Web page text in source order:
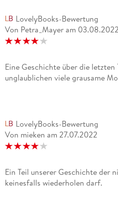
Literatur sein sollte; zum
vergessen wird, an wen sie sich
für Kinder ist: "Bei dem Spagat
einmal zur anderen Seite hin
Balance zu suchen, ist es gerade,
Kinder für mich so aufregend
ausgezeichnet.
2015 gründet Kirsten Boie die
LovelyBooks-Bewertung
Von Petra_Mayer am 03.08.2022
Eine Geschichte über die letzten
unglaublichen viele grausame
LovelyBooks-Bewertung
Von mieken am 27.07.2022
Ein Teil unserer Geschichte der
keinesfalls wiederholen darf.